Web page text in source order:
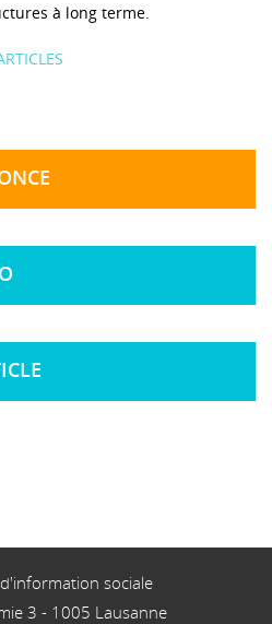
à long terme.
d'information sociale
3 - 1005 Lausanne